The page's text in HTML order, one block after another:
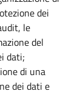
dei
le
del
dati;
di una
dei dati e